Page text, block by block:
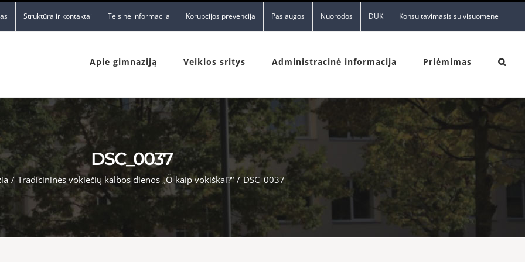
Struktūra ir kontaktai Teisinė informacija Korupcijos prevencija Paslaugos Nuorodos DUK Konsultavimasis su visuomene
Apie gimnaziją Veiklos sritys Administracinė informacija Priėmimas
DSC_0037
/ Tradicininės vokiečių kalbos dienos „Ö kaip vokiškai?“ / DSC_0037